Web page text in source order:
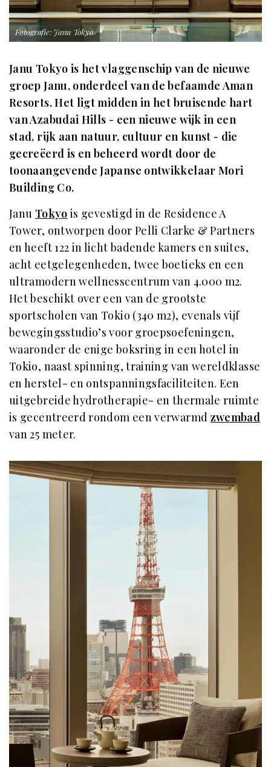
Fotografie: Janu Tokyo
Janu Tokyo is het vlaggenschip van de nieuwe
groep Janu, onderdeel van de befaamde Aman
Resorts. Het ligt midden in het bruisende hart
van Azabudai Hills - een nieuwe wijk in een
stad, rijk aan natuur, cultuur en kunst - die
gecreëerd is en beheerd wordt door de
toonaangevende Japanse ontwikkelaar Mori
Building Co.
Janu Tokyo is gevestigd in de Residence A
Tower, ontworpen door Pelli Clarke & Partners
en heeft 122 in licht badende kamers en suites,
acht eetgelegenheden, twee boetieks en een
ultramodern wellnesscentrum van 4.000 m2.
Het beschikt over een van de grootste
sportscholen van Tokio (340 m2), evenals vijf
bewegingsstudio’s voor groepsoefeningen,
waaronder de enige boksring in een hotel in
Tokio, naast spinning, training van wereldklasse
en herstel- en ontspanningsfaciliteiten. Een
uitgebreide hydrotherapie- en thermale ruimte
is gecentreerd rondom een verwarmd zwembad
van 25 meter.